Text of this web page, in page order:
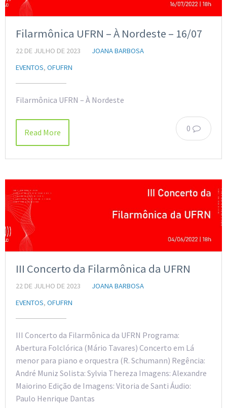
Filarmônica UFRN – À Nordeste – 16/07
22 DE JULHO DE 2023
JOANA BARBOSA
EVENTOS, OFUFRN
Filarmônica UFRN – À Nordeste
0
Read More
III Concerto da Filarmônica da UFRN
22 DE JULHO DE 2023
JOANA BARBOSA
EVENTOS, OFUFRN
III Concerto da Filarmônica da UFRN Programa:
Abertura Folclórica (Mário Tavares) Concerto em Lá
menor para piano e orquestra (R. Schumann) Regência:
André Muniz Solista: Sylvia Thereza Imagens: Alexandre
Maiorino Edição de Imagens: Vitoria de Santi Áudio:
Paulo Henrique Dantas